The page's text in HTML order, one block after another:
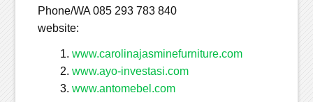
Phone/WA 085 293 783 840
website:
www.carolinajasminefurniture.com
www.ayo-investasi.com
www.antomebel.com